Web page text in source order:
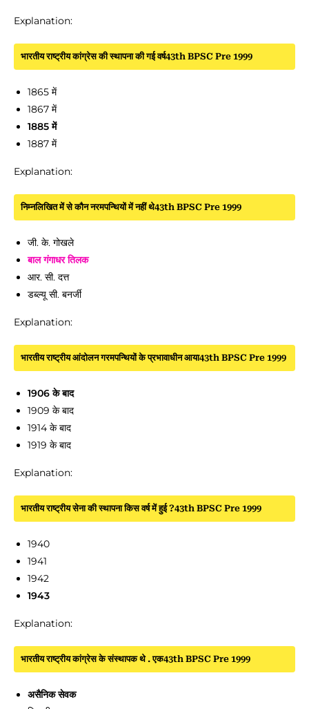
Explanation:
भारतीय राष्ट्रीय कांग्रेस की स्थापना की गई वर्ष43th BPSC Pre 1999
1865 में
1867 में
1885 में
1887 में
Explanation:
निम्नलिखित में से कौन नरमपन्थियों में नहीं थे43th BPSC Pre 1999
जी. के. गोखले
बाल गंगाधर तिलक
आर. सी. दत्त
डब्ल्यू सी. बनर्जी
Explanation:
भारतीय राष्ट्रीय आंदोलन गरमपन्थियों के प्रभावाधीन आया43th BPSC Pre 1999
1906 के बाद
1909 के बाद
1914 के बाद
1919 के बाद
Explanation:
भारतीय राष्ट्रीय सेना की स्थापना किस वर्ष में हुई ?43th BPSC Pre 1999
1940
1941
1942
1943
Explanation:
भारतीय राष्ट्रीय कांग्रेस के संस्थापक थे . एक43th BPSC Pre 1999
असैनिक सेवक